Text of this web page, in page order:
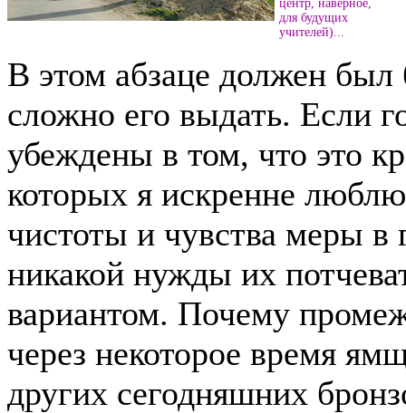
центр, наверное,
для будущих
учителей)...
В этом абзаце должен был
сложно его выдать. Если
убеждены в том, что это
которых я искренне
чистоты и чувства меры в
никакой нужды их
вариантом. Почему
через некоторое время
других сегодняшних